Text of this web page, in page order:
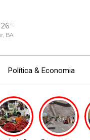
26°C
BA
Política & Economia